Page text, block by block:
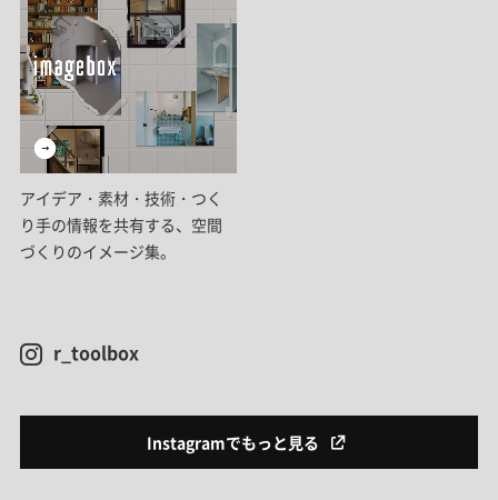
アイデア・素材・技術・つく
り手の情報を共有する、空間
づくりのイメージ集。
r_toolbox
Instagramでもっと見る